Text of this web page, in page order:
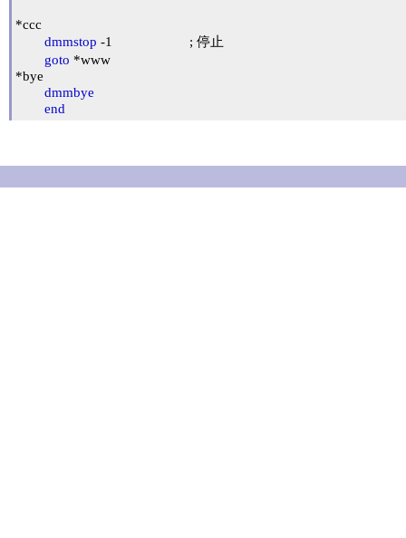
*ccc
dmmstop -1			; 停止
goto *www
*bye
dmmbye
end